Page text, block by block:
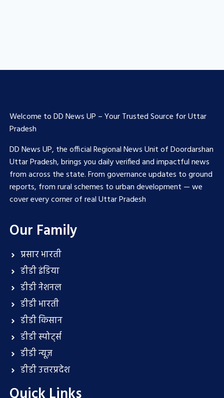
Welcome to DD News UP – Your Trusted Source for Uttar
Pradesh
DD News UP, the official Regional News Unit of Doordarshan
Uttar Pradesh, brings you daily verified and impactful news
from across the state. From governance updates to ground
reports, from rural schemes to urban development — we
cover every corner of real Uttar Pradesh
Our Family
प्रसार भारती
डीडी इंडिया
डीडी नेशनल
डीडी भारती
डीडी किसान
डीडी स्पोर्ट्स
डीडी न्यूज़
डीडी उत्तरप्रदेश